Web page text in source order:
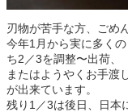
刃物が苦手な方、ごめ
今年1月から実に多く
ち2／3を調整〜出荷、
またはようやくお手渡
が出来ています。
残り1／3は後日、日本